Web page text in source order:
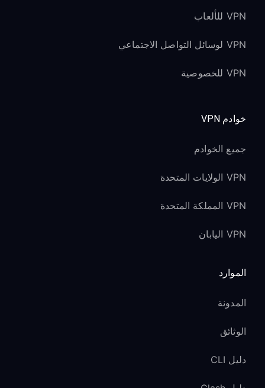
VPN للألعاب
VPN لوسائل التواصل الاجتماعي
VPN للخصوصية
خوادم VPN
جميع الخوادم
VPN الولايات المتحدة
VPN المملكة المتحدة
VPN اليابان
الموارد
المدونة
الوثائق
دليل CLI